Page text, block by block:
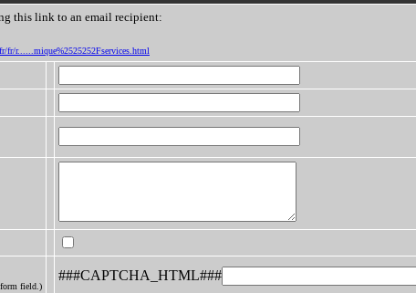
this link to an email recipient:
fr/r......mique%2525252Fservices.html
form field.)
###CAPTCHA_HTML###